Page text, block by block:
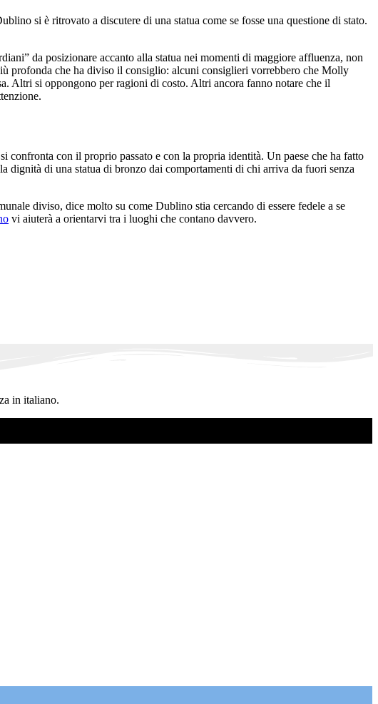
si è ritrovato a discutere di una statua come se fosse una questione di stato.
da posizionare accanto alla statua nei momenti di maggiore affluenza, non
profonda che ha diviso il consiglio: alcuni consiglieri vorrebbero che Molly
Altri si oppongono per ragioni di costo. Altri ancora fanno notare che il
confronta con il proprio passato e con la propria identità. Un paese che ha fatto
di una statua di bronzo dai comportamenti di chi arriva da fuori senza
diviso, dice molto su come Dublino stia cercando di essere fedele a se
vi aiuterà a orientarvi tra i luoghi che contano davvero.
in italiano.